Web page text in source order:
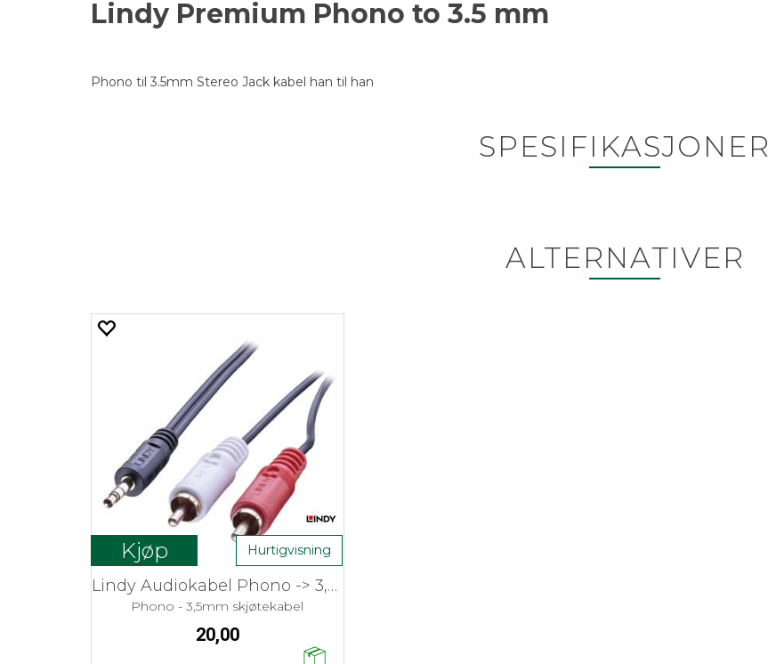
Lindy Premium Phono to 3.5 mm
Phono til 3.5mm Stereo Jack kabel han til han
SPESIFIKASJONER
ALTERNATIVER
Kjøp Hurtigvisning
Lindy Audiokabel Phono -> 3,5mm - 1,0 m
Phono - 3,5mm skjøtekabel
20,00